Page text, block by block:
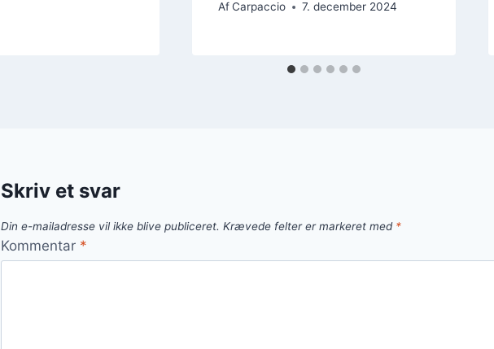
Af Carpaccio 7. december 2024
Skriv et svar
Din e-mailadresse vil ikke blive publiceret. Krævede felter er markeret med *
Kommentar *